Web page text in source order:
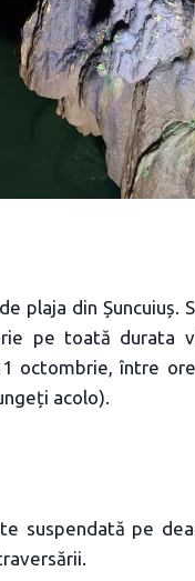
plaja din Șuncuiuș.
pe toată durata
octombrie, între
acolo).
suspendată pe